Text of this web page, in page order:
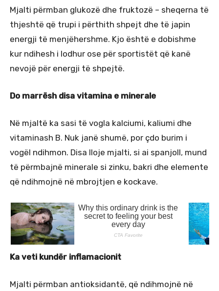
Mjalti përmban glukozë dhe fruktozë – sheqerna të
thjeshtë që trupi i përthith shpejt dhe të japin
energji të menjëhershme. Kjo është e dobishme
kur ndihesh i lodhur ose për sportistët që kanë
nevojë për energji të shpejtë.
Do marrësh disa vitamina e minerale
Në mjaltë ka sasi të vogla kalciumi, kaliumi dhe
vitaminash B. Nuk janë shumë, por çdo burim i
vogël ndihmon. Disa lloje mjalti, si ai spanjoll, mund
të përmbajnë minerale si zinku, bakri dhe elemente
që ndihmojnë në mbrojtjen e kockave.
Ka veti kundër inflamacionit
Mjalti përmban antioksidantë, që ndihmojnë në